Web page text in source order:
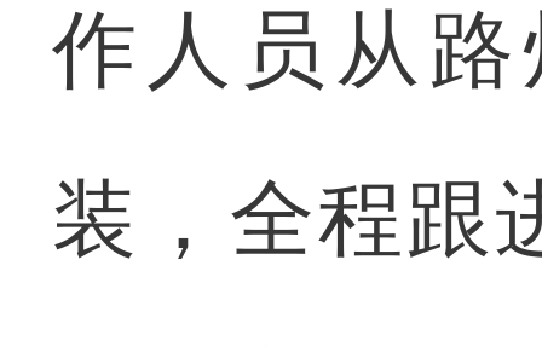
作人员从
装，全程跟